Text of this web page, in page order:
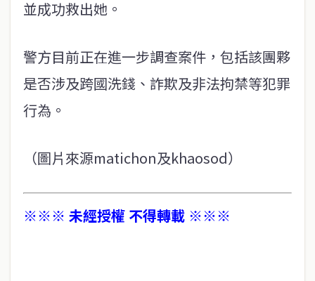
並成功救出她。
警方目前正在進一步調查案件，包括該團夥
是否涉及跨國洗錢、詐欺及非法拘禁等犯罪
行為。
（圖片來源matichon及khaosod）
※※※ 未經授權 不得轉載 ※※※